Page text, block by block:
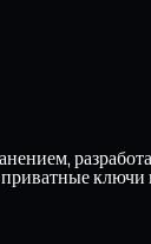
ключи